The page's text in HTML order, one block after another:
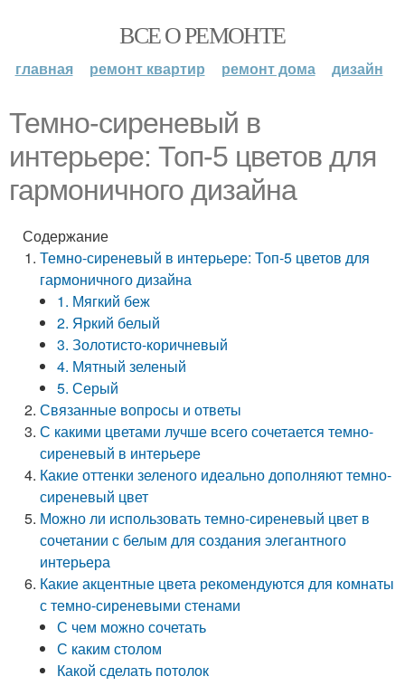
ВСЕ О РЕМОНТЕ
главная ремонт квартир ремонт дома дизайн
Темно-сиреневый в
интерьере: Топ-5 цветов для
гармоничного дизайна
Содержание
Темно-сиреневый в интерьере: Топ-5 цветов для
гармоничного дизайна
1. Мягкий беж
2. Яркий белый
3. Золотисто-коричневый
4. Мятный зеленый
5. Серый
Связанные вопросы и ответы
С какими цветами лучше всего сочетается темно-
сиреневый в интерьере
Какие оттенки зеленого идеально дополняют темно-
сиреневый цвет
Можно ли использовать темно-сиреневый цвет в
сочетании с белым для создания элегантного
интерьера
Какие акцентные цвета рекомендуются для комнаты
с темно-сиреневыми стенами
С чем можно сочетать
С каким столом
Какой сделать потолок